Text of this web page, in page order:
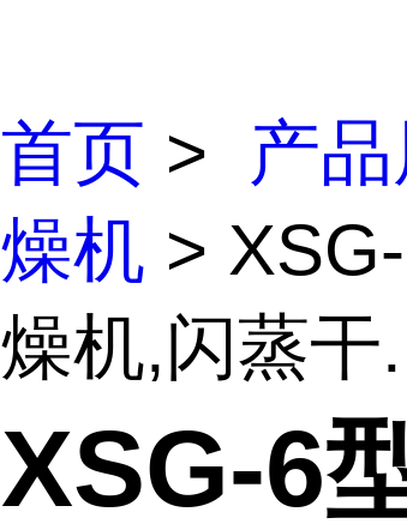
首页 > 产
燥机 >
燥机,闪蒸干
XSG-6